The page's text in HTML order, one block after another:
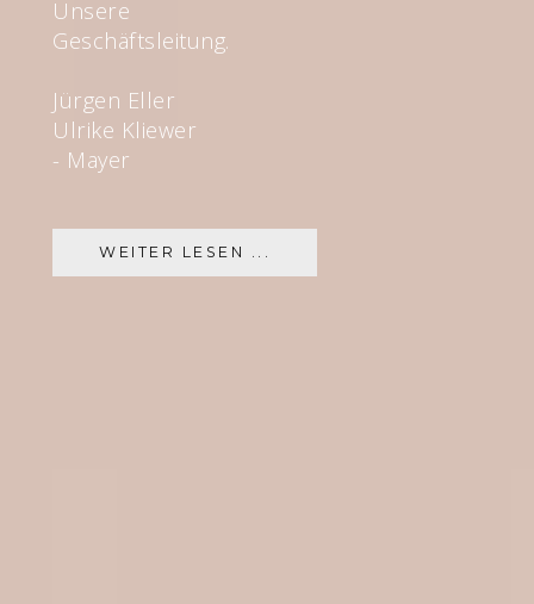
Unsere
Geschäftsleitung.
Jürgen Eller
Ulrike Kliewer
- Mayer
WEITER LESEN ...